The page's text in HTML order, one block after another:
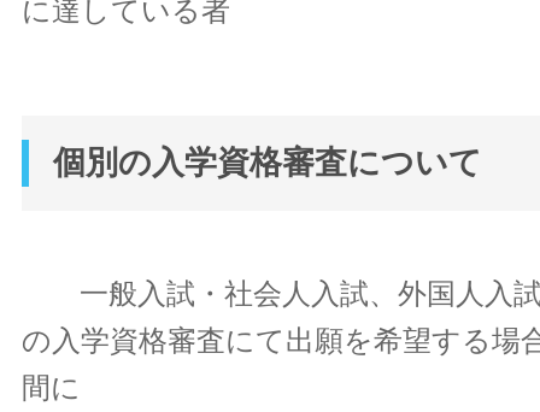
に達している者
個別の入学資格審査について
一般入試・社会人入試、外国人入
の入学資格審査にて出願を希望する場
間に